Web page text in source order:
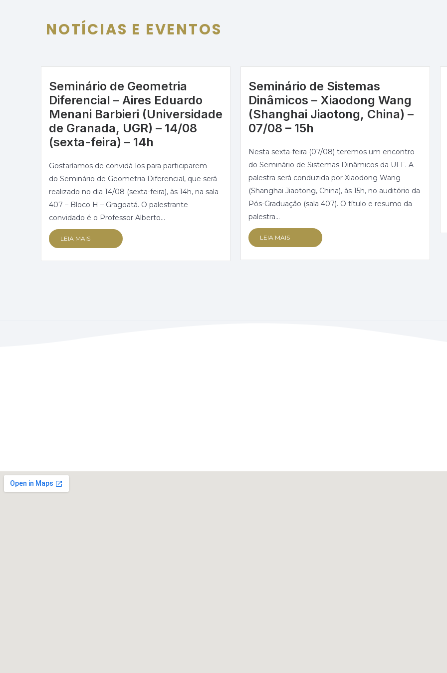
NOTÍCIAS E EVENTOS
Seminário de Geometria
Diferencial – Aires Eduardo
Menani Barbieri (Universidade
de Granada, UGR) – 14/08
(sexta-feira) – 14h
Gostaríamos de convidá-los para participarem
do Seminário de Geometria Diferencial, que será
realizado no dia 14/08 (sexta-feira), às 14h, na sala
407 – Bloco H – Gragoatá. O palestrante
convidado é o Professor Alberto...
LEIA MAIS
Seminário de Sistemas
Dinâmicos – Xiaodong Wang
(Shanghai Jiaotong, China) –
07/08 – 15h
Nesta sexta-feira (07/08) teremos um encontro
do Seminário de Sistemas Dinâmicos da UFF. A
palestra será conduzida por Xiaodong Wang
(Shanghai Jiaotong, China), às 15h, no auditório da
Pós-Graduação (sala 407). O título e resumo da
palestra...
LEIA MAIS